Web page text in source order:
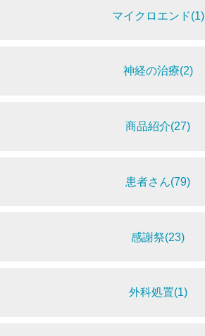
マイクロエンド(1)
神経の治療(2)
商品紹介(27)
患者さん(79)
感謝祭(23)
外科処置(1)